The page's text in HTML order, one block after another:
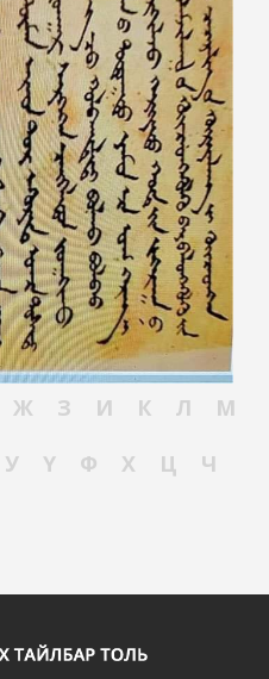
Ж З И К Л
М
У Ү Ф Х Ц
Ч